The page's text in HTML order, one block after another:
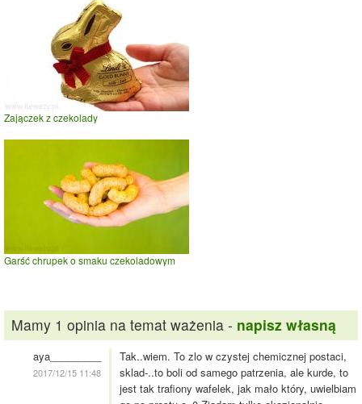
Zajączek z czekolady
Garść chrupek o smaku czekoladowym
Mamy 1 opinia na temat ważenia - napisz własną
aya_________
2017/12/15 11:48
Tak..wiem. To zlo w czystej chemicznej postaci,
sklad-..to boli od samego patrzenia, ale kurde, to
jest tak trafiony wafelek, jak mało który, uwielbiam